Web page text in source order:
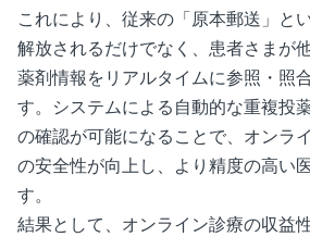
これにより、従来の「原本郵送」と
解放されるだけでなく、患者さまが
薬剤情報をリアルタイムに参照・照
す。システムによる自動的な重複投
の確認が可能になることで、オンラ
の安全性が向上し、より精度の高い
す。
結果として、オンライン診療の収益